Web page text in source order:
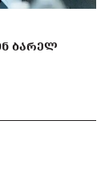
ᲑᲐᲠᲔᲚ